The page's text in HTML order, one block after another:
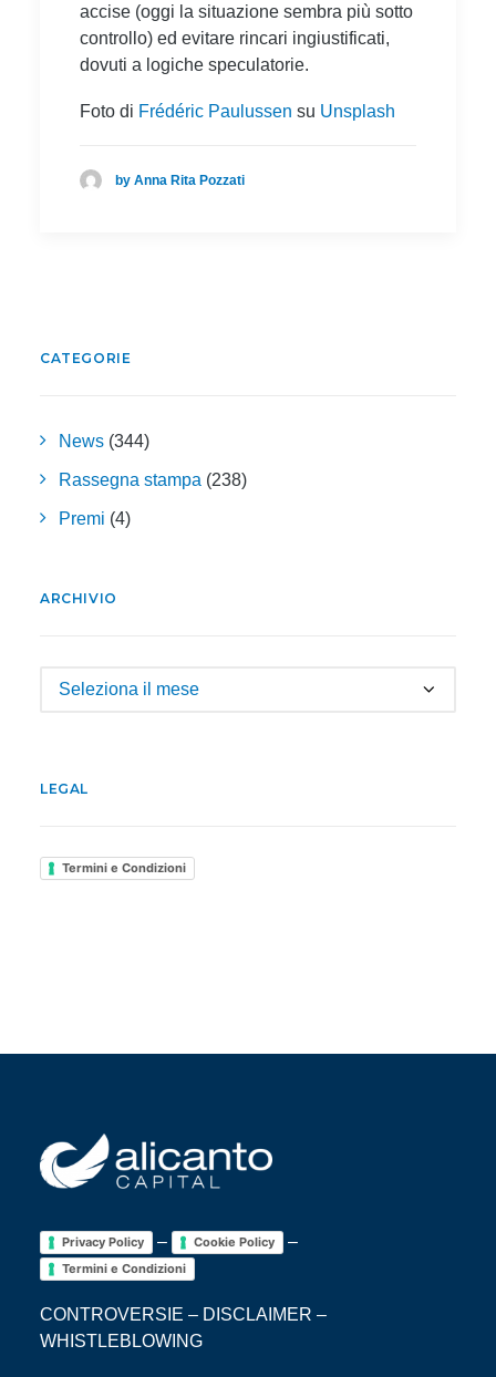
accise (oggi la situazione sembra più sotto
controllo) ed evitare rincari ingiustificati,
dovuti a logiche speculatorie.
Foto di Frédéric Paulussen su Unsplash
by Anna Rita Pozzati
CATEGORIE
News (344)
Rassegna stampa (238)
Premi (4)
ARCHIVIO
Archivio
LEGAL
Termini e Condizioni
Privacy Policy – Cookie Policy –
Termini e Condizioni
CONTROVERSIE – DISCLAIMER –
WHISTLEBLOWING